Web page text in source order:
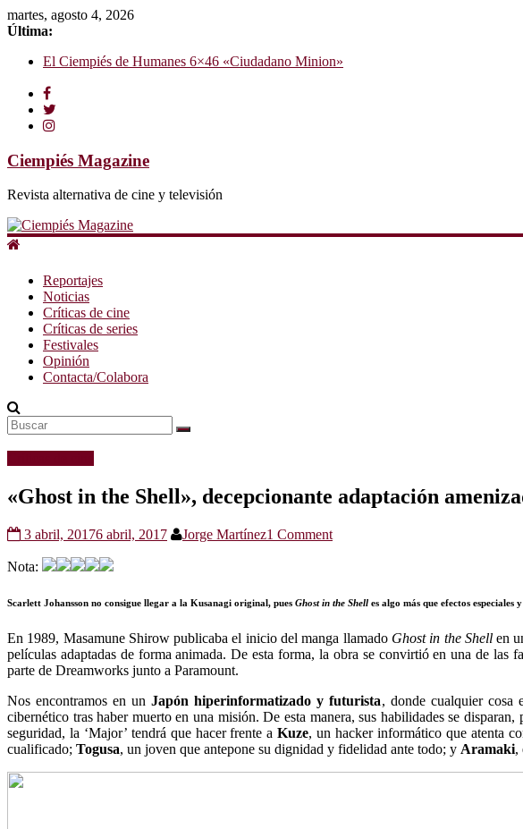
martes, agosto 4, 2026
Última:
El Ciempiés de Humanes 6×46 «Ciudadano Minion»
El Ciempiés de Humanes 6×49 «Kiritaaaaa»
El Ciempiés de Humanes 6×48 «El Síndrome de Odiseo»
El Ciempiés de Humanes 6×47 «De nada por nada»
Ciempiés Magazine
Revista alternativa de cine y televisión
Reportajes
Noticias
Críticas de cine
Críticas de series
Festivales
Opinión
Contacta/Colabora
«Ghost in the Shell», decepcionante adaptación
3 abril, 20176 abril, 2017 Jorge Martínez1 Comment
Nota:
Scarlett Johansson no consigue llegar a la Kusanagi original, pues Ghost in the Shell es algo más que efectos especiales
En 1989, Masamune Shirow publicaba el inicio del manga llamado Ghost in the Shellen
películas adaptadas de forma animada. De esta forma, la obra se convirtió en una de
parte de Dreamworks junto a Paramount.
Nos encontramos en unJapón hiperinformatizado y futurista, donde cualquier
cibernético tras haber muerto en una misión. De esta manera, sus habilidades se
seguridad, la ‘Major’ tendrá que hacer frente aKuze, un hacker informático que atenta
cualificado; Togusa, un joven que antepone su dignidad y fidelidad ante todo; y Aramaki,